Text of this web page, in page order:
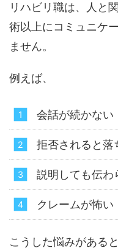
リハビリ職は、人と
術以上にコミュニケ
ません。
例えば、
会話が続かない
拒否されると落
説明しても伝わ
クレームが怖い
こうした悩みがある